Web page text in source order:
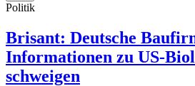
Politik
Brisant: Deutsche
Informationen zu US-
schweigen